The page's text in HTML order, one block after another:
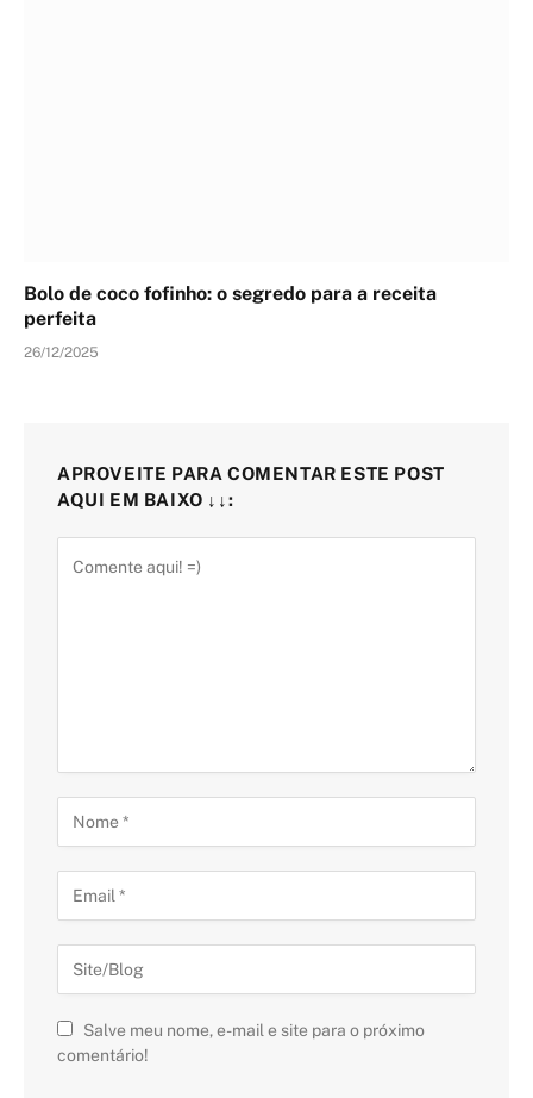
Bolo de coco fofinho: o segredo para a receita
perfeita
26/12/2025
APROVEITE PARA COMENTAR ESTE POST
AQUI EM BAIXO ↓↓:
Salve meu nome, e-mail e site para o próximo
comentário!